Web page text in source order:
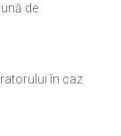
de
în caz